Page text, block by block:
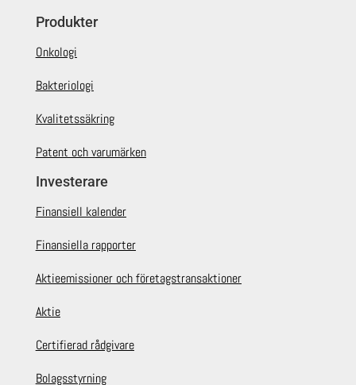
Produkter
Onkologi
Bakteriologi
Kvalitetssäkring
Patent och varumärken
Investerare
Finansiell kalender
Finansiella rapporter
Aktieemissioner och företagstransaktioner
Aktie
Certifierad rådgivare
Bolagsstyrning